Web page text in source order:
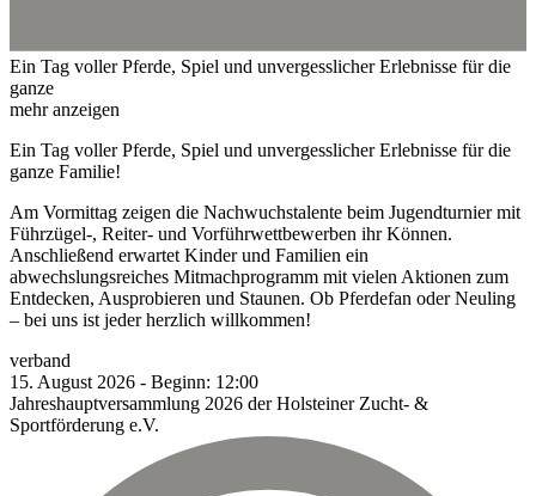
Ein Tag voller Pferde, Spiel und unvergesslicher Erlebnisse für die
ganze
mehr anzeigen
Ein Tag voller Pferde, Spiel und unvergesslicher Erlebnisse für die
ganze Familie!
Am Vormittag zeigen die Nachwuchstalente beim Jugendturnier mit
Führzügel-, Reiter- und Vorführwettbewerben ihr Können.
Anschließend erwartet Kinder und Familien ein
abwechslungsreiches Mitmachprogramm mit vielen Aktionen zum
Entdecken, Ausprobieren und Staunen. Ob Pferdefan oder Neuling
– bei uns ist jeder herzlich willkommen!
verband
15. August 2026 - Beginn: 12:00
Jahreshauptversammlung 2026 der Holsteiner Zucht- &
Sportförderung e.V.